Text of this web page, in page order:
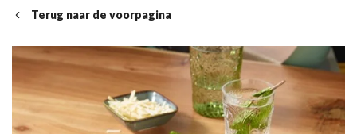
Terug naar de voorpagina